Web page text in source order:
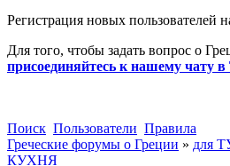
Регистрация новых пользователей
Для того, чтобы задать вопрос о
присоединяйтесь к нашему чату в
Поиск Пользователи Правила
Греческие форумы о Греции » для
КУХНЯ